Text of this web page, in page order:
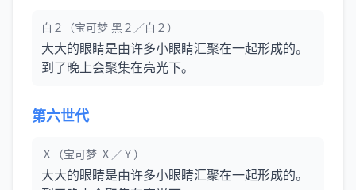
白２（宝可梦 黑２／白２）
大大的眼睛是由许多小眼睛汇聚在一起形成的。
到了晚上会聚集在亮光下。
第六世代
Ｘ（宝可梦 Ｘ／Ｙ）
大大的眼睛是由许多小眼睛汇聚在一起形成的。